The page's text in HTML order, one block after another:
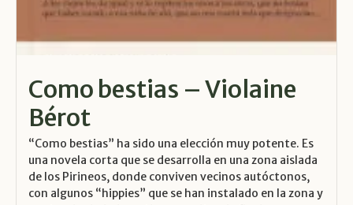
Como bestias – Violaine
Bérot
“Como bestias” ha sido una elección muy potente. Es
una novela corta que se desarrolla en una zona aislada
de los Pirineos, donde conviven vecinos autóctonos,
con algunos “hippies” que se han instalado en la zona y